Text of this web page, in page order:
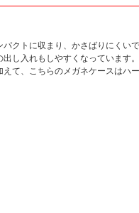
クトに収まり、かさばりにくいで
し入れもしやすくなっています。
て、こちらのメガネケースはハ